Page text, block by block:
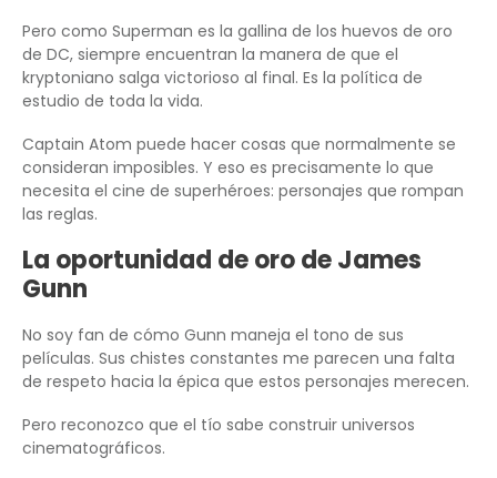
Pero como Superman es la gallina de los huevos de oro
de DC, siempre encuentran la manera de que el
kryptoniano salga victorioso al final. Es la política de
estudio de toda la vida.
Captain Atom puede hacer cosas que normalmente se
consideran imposibles. Y eso es precisamente lo que
necesita el cine de superhéroes: personajes que rompan
las reglas.
La oportunidad de oro de James
Gunn
No soy fan de cómo Gunn maneja el tono de sus
películas. Sus chistes constantes me parecen una falta
de respeto hacia la épica que estos personajes merecen.
Pero reconozco que el tío sabe construir universos
cinematográficos.